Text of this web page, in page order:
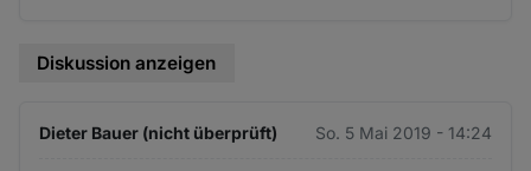
Diskussion anzeigen
Dieter Bauer (nicht überprüft) So. 5 Mai 2019 - 14:24